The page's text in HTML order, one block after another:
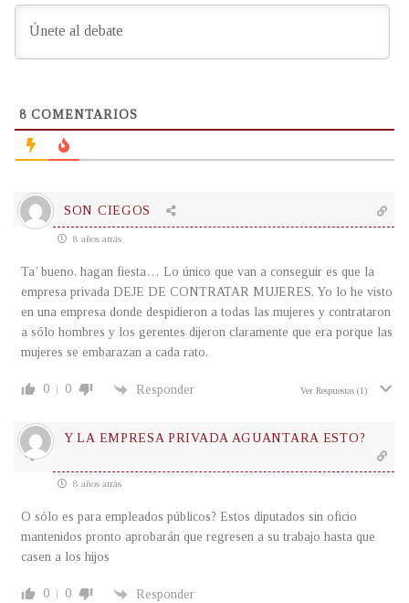
8 COMENTARIOS
SON CIEGOS
8 años atrás
Ta’ bueno, hagan fiesta… Lo único que van a conseguir es que la
empresa privada DEJE DE CONTRATAR MUJERES. Yo lo he visto
en una empresa donde despidieron a todas las mujeres y contrataron
a sólo hombres y los gerentes dijeron claramente que era porque las
mujeres se embarazan a cada rato.
0 0 Responder Ver Respuestas (1)
Y LA EMPRESA PRIVADA AGUANTARA ESTO?
8 años atrás
O sólo es para empleados públicos? Estos diputados sin oficio
mantenidos pronto aprobarán que regresen a su trabajo hasta que
casen a los hijos
0 0 Responder